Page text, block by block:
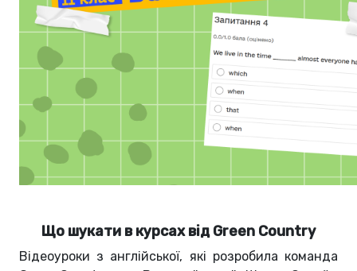
Що шукати в курсах від Green Country
Відеоуроки з англійської, які розробила команда